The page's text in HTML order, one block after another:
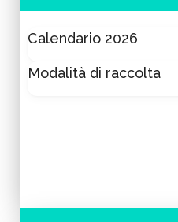
Calendario 2026
Modalità di raccolta